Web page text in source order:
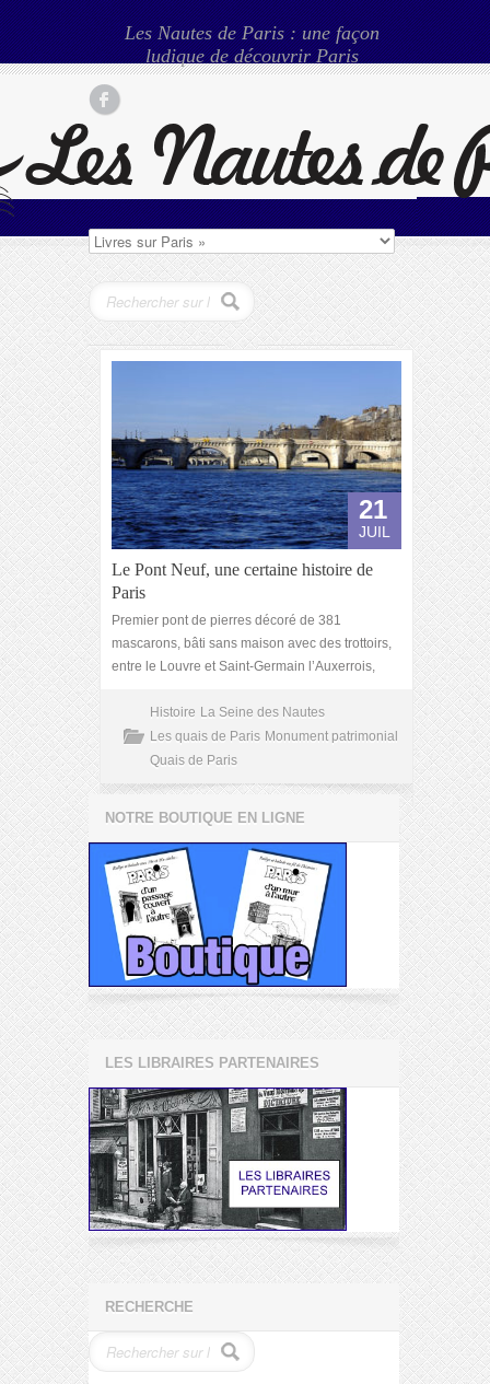
Les Nautes de Paris : une façon
ludique de découvrir Paris
21
JUIL
Le Pont Neuf, une certaine histoire de
Paris
Premier pont de pierres décoré de 381
mascarons, bâti sans maison avec des trottoirs,
entre le Louvre et Saint-Germain l’Auxerrois,
Histoire La Seine des Nautes
Les quais de Paris Monument patrimonial
Quais de Paris
NOTRE BOUTIQUE EN LIGNE
LES LIBRAIRES PARTENAIRES
RECHERCHE